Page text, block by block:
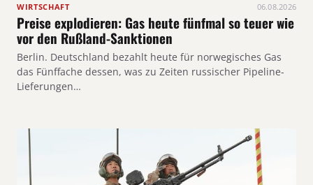
WIRTSCHAFT 06.08.2026
Preise explodieren: Gas heute fünfmal so teuer wie
vor den Rußland-Sanktionen
Berlin. Deutschland bezahlt heute für norwegisches Gas
das Fünffache dessen, was zu Zeiten russischer Pipeline-
Lieferungen…